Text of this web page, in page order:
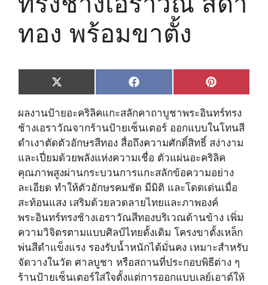
ทอง พร้อมขาตั้ง
Share
on
X
(
w
i
t
t
e
r
)
Share
on
F
a
e
b
o
o
k
Share
on
P
i
n
t
e
r
e
s
t
ผลงานป้ายอะคริลิคแกะสลักคาถาบูชาพระอินทร์ทรง
ช้างเอราวัณจากร้านป้ายเซ็นเตอร์ ออกแบบในโทนสี
ดำเงาตัดตัวอักษรสีทอง สื่อถึงความศักดิ์สิทธิ์ สง่างาม
และเปี่ยมด้วยพลังแห่งความเชื่อ ตัวแผ่นอะคริลิค
คุณภาพสูงผ่านกระบวนการแกะสลักข้อความอย่าง
ละเอียด ทำให้ตัวอักษรคมชัด มีมิติ และโดดเด่นเมื่อ
สะท้อนแสง เสริมด้วยลวดลายไทยและภาพองค์
พระอินทร์ทรงช้างเอราวัณสีทองบริเวณด้านข้าง เพิ่ม
ความวิจิตรตามแบบศิลป์ไทยดั้งเดิม โครงขาตั้งเหล็ก
พ่นสีดำแข็งแรง รองรับน้ำหนักได้มั่นคง เหมาะสำหรับ
จัดวางในวัด ศาลบูชา หรือสถานที่ประกอบพิธีต่าง ๆ
ร้านป้ายเซ็นเตอร์ใส่ใจตั้งแต่การออกแบบเลย์เอาต์ให้